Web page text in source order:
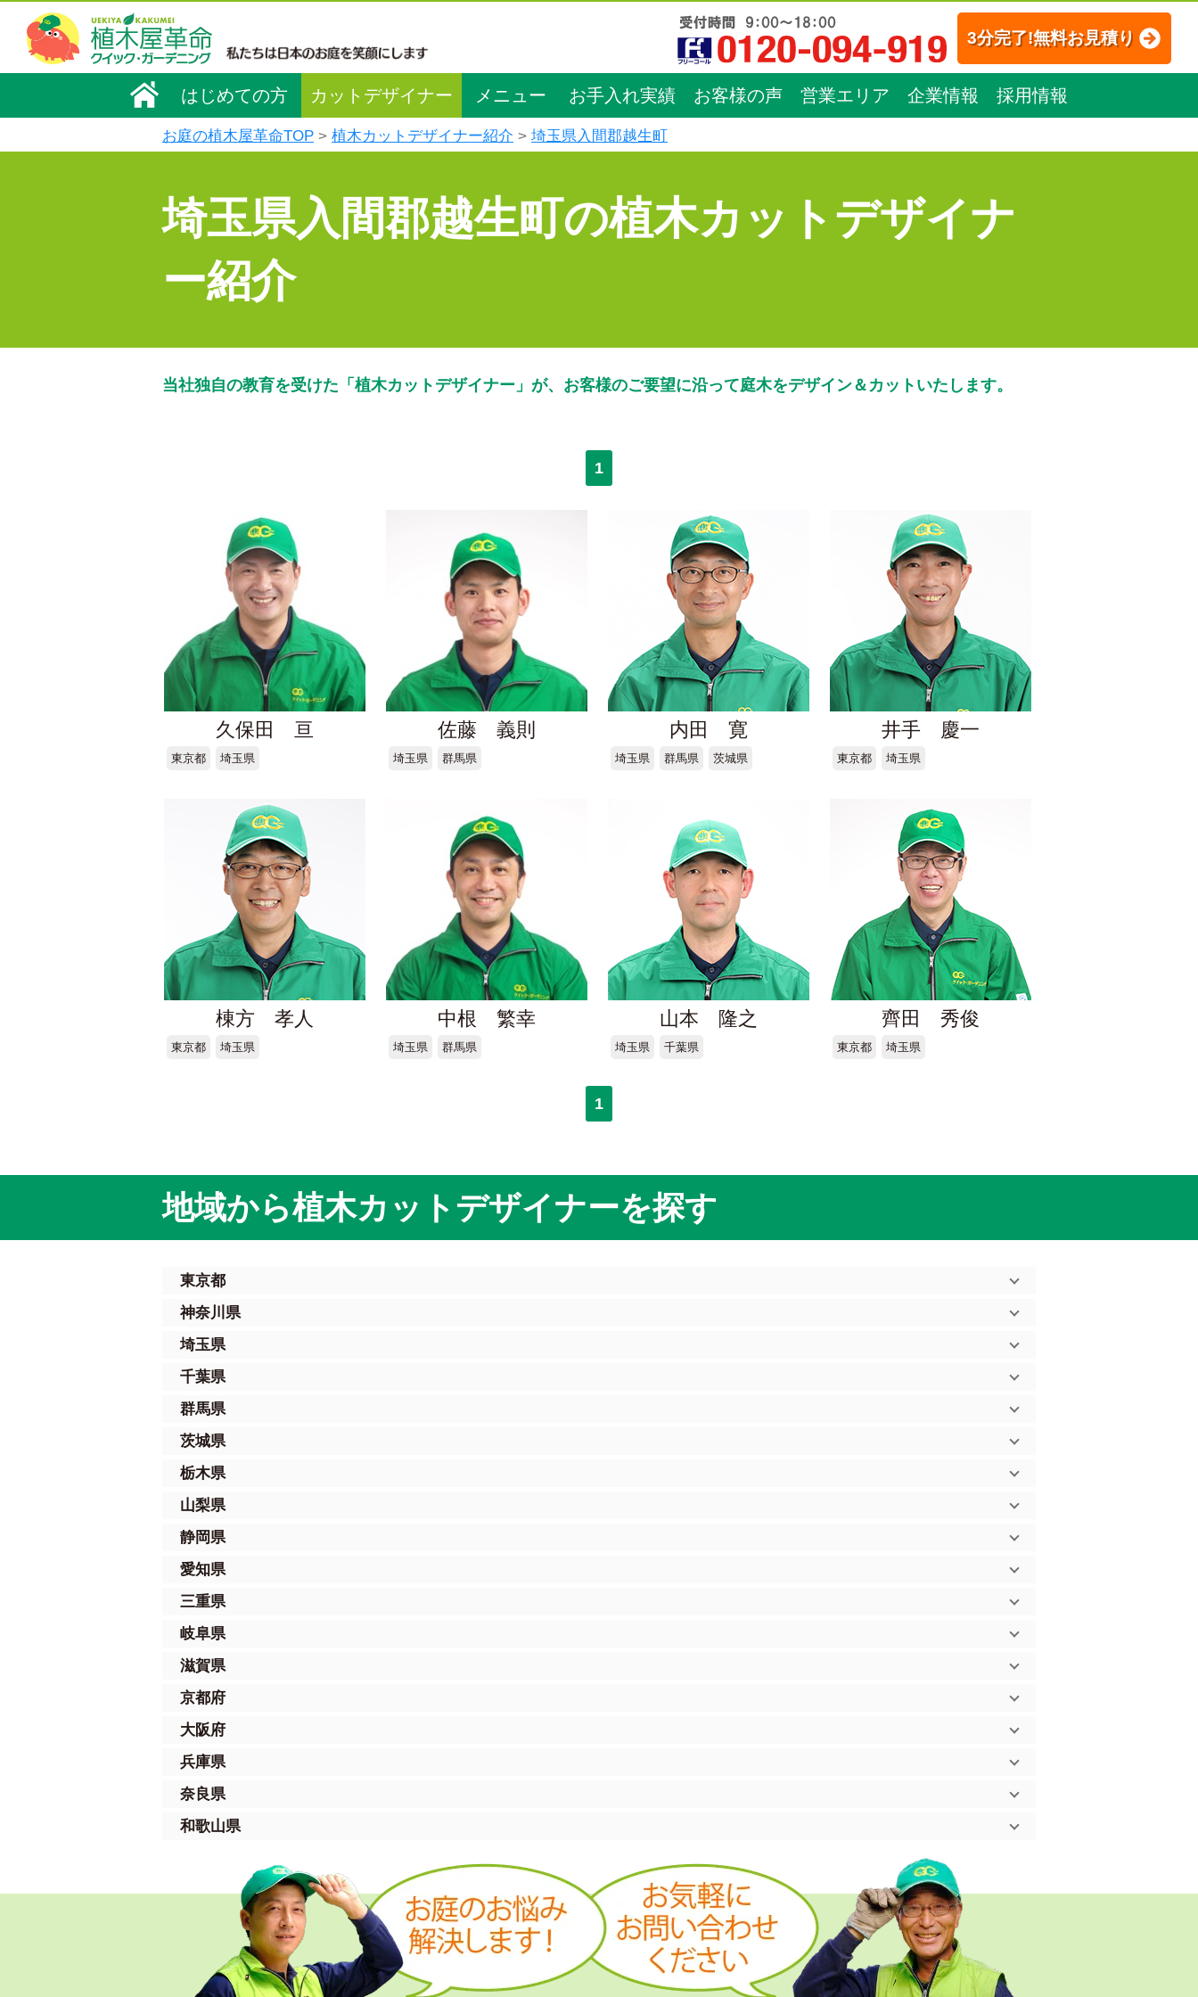
3分完了!無料お見積り
はじめての方 カットデザイナー メニュー お手入れ実績 お客様の声 営業エリア 企業情報 採用情報
お庭の植木屋革命TOP 植木カットデザイナー紹介 埼玉県入間郡越生町
埼玉県入間郡越生町の植木カットデザイナ
ー紹介
当社独自の教育を受けた「植木カットデザイナー」が、お客様のご要望に沿って庭木をデザイン＆カットいたします。
1
久保田 亘
東京都 埼玉県
佐藤 義則
埼玉県 群馬県
内田 寛
埼玉県 群馬県 茨城県
井手 慶一
東京都 埼玉県
棟方 孝人
東京都 埼玉県
中根 繁幸
埼玉県 群馬県
山本 隆之
埼玉県 千葉県
齊田 秀俊
東京都 埼玉県
1
地域から植木カットデザイナーを探す
東京都
神奈川県
埼玉県
千葉県
群馬県
茨城県
栃木県
山梨県
静岡県
愛知県
三重県
岐阜県
滋賀県
京都府
大阪府
兵庫県
奈良県
和歌山県